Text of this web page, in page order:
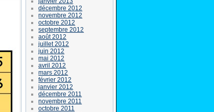
décembre 2012
novembre 2012
octobre 2012
septembre 2012
août 2012
juillet 2012
juin 2012
mai 2012
avril 2012
mars 2012
février 2012
janvier 2012
décembre 2011
novembre 2011
octobre 2011